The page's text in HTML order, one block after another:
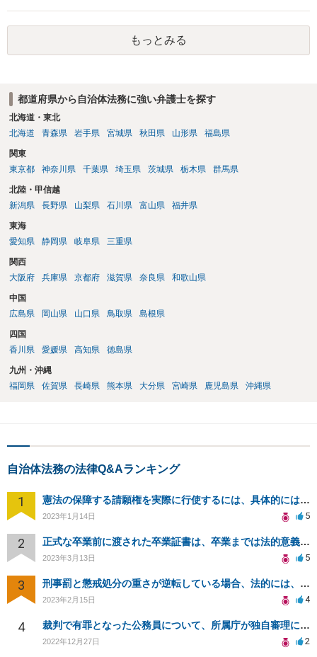
分はありそうです。
もっとみる
都道府県から自治体法務に強い弁護士を探す
北海道・東北
北海道
青森県 岩手県 宮城県 秋田県 山形県 福島県
関東
東京都
神奈川県 千葉県 埼玉県 茨城県 栃木県 群馬県
北陸・甲信越
新潟県
長野県 山梨県 石川県 富山県 福井県
東海
愛知県
静岡県 岐阜県 三重県
関西
大阪府
兵庫県 京都府 滋賀県 奈良県 和歌山県
中国
広島県
岡山県 山口県 鳥取県 島根県
四国
香川県
愛媛県 高知県 徳島県
九州・沖縄
福岡県
佐賀県 長崎県 熊本県 大分県 宮崎県 鹿児島県 沖縄県
自治体法務の法律Q&Aランキング
1 憲法の保障する請願権を実際に行使するには、具体的にはどのような手続きを踏めばよいのですか？
2023年1月14日 5
2 正式な卒業前に渡された卒業証書は、卒業までは法的意義ある？卒業証書授与後に卒業撤回されたらどうなる？
2023年3月13日 5
3 刑事罰と懲戒処分の重さが逆転している場合、法的には、どちらのが罪が〝重い〟ということになるのか？
2023年2月15日 4
4 裁判で有罪となった公務員について、所属庁が独自審理により「無実なので不処分」との判断を下す事は可能？
2022年12月27日 2